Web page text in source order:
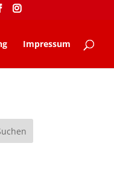
Impressum